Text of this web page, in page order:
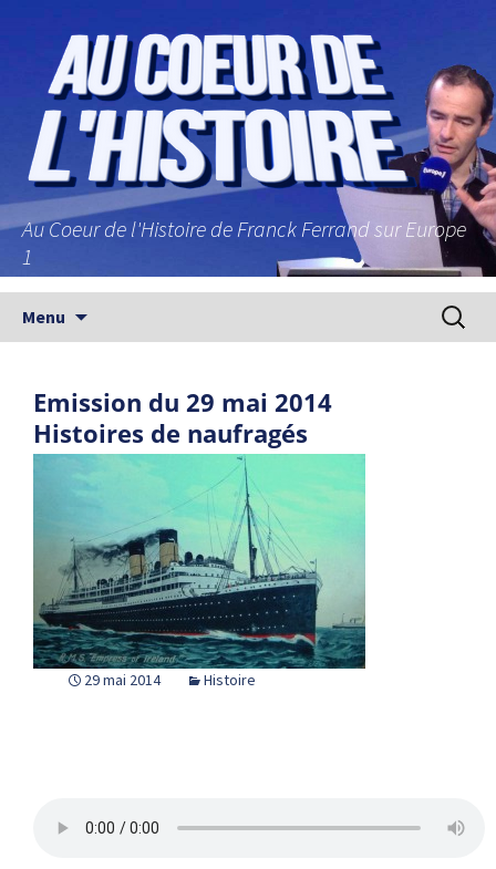
Au Coeur de l'Histoire de Franck Ferrand sur Europe
1
Menu
Emission du 29 mai 2014
Histoires de naufragés
29 mai 2014 Histoire